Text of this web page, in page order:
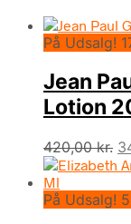
På Udsalg!
Jean
Lotion
420,00kr.
På Udsalg!